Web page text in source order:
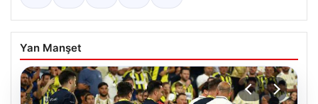
Yan Manşet